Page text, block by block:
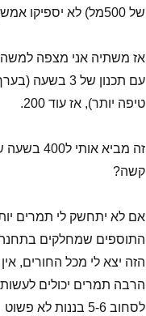
של 500מל) לא יספיקו אמשיך רק עם מים.
טיפה יותר), אז עוד 200.
זה מביא
קשה?
אם לא יתחשק לי תמרים
התוספים שמחלקים
הזה יצא לי מכל החורים,
הרבה תמרים יכולים לעשות
לסחוב 5-6 בננות לא פשוט